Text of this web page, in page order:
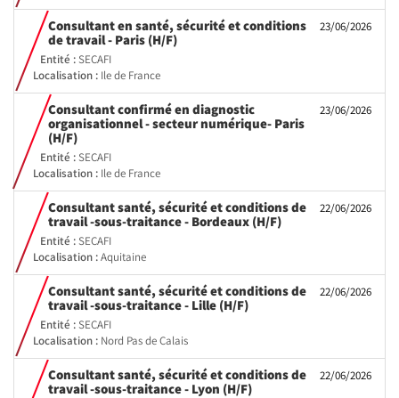
23/06/2026
Consultant en santé, sécurité et conditions
de travail - Paris (H/F)(Nouvelle
Entité :SECAFI
Localisation : Ile de France
23/06/2026
Consultant confirmé en diagnostic
organisationnel - secteur numérique- Paris
(H/F)(Nouvelle
fenêtre)
Entité :SECAFI
Localisation : Ile de France
22/06/2026
Consultant santé, sécurité et conditions de
travail -sous-traitance - Bordeaux (H/F)(Nouvelle
Entité :SECAFI
Localisation :Aquitaine
22/06/2026
Consultant santé, sécurité et conditions de
travail -sous-traitance - Lille (H/F)(Nouvelle
Entité :SECAFI
Localisation : Nord Pas de Calais
22/06/2026
Consultant santé, sécurité et conditions de
travail -sous-traitance - Lyon (H/F)(Nouvelle